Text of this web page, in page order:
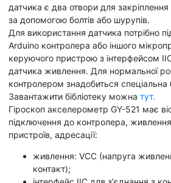
датчика є два отвори для закріплення
за допомогою болтів або шурупів.
Для використання датчика потрібно
Arduino контролера або іншого
керуючого пристрою з інтерфейсом
датчика живлення. Для нормальної
контролером знадобиться спеціальна
Завантажити бібліотеку можна тут.
Гіроскоп акселерометр GY-521 має
підключення до контролера,
пристроїв, адресації:
живлення: VCC (напруга
контакт);